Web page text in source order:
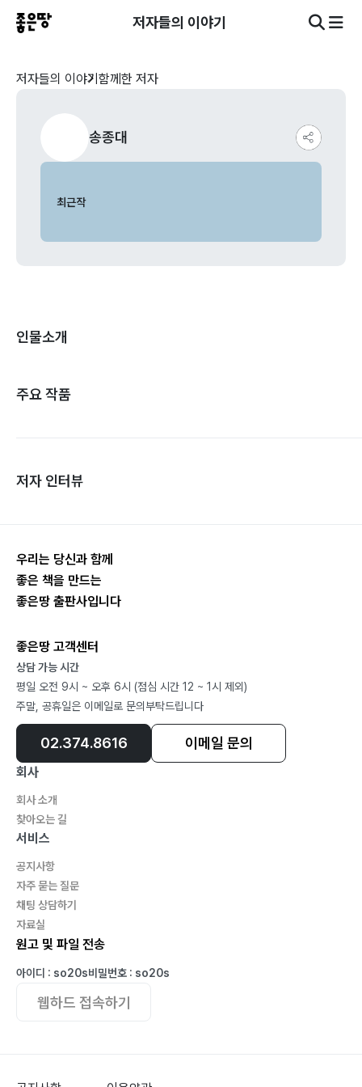
저자들의 이야기
저자들의 이야기 함께한 저자
송종대
최근작
인물소개
주요 작품
저자 인터뷰
우리는 당신과 함께
좋은 책을 만드는
좋은땅 출판사입니다
좋은땅 고객센터
상담 가능 시간
평일 오전 9시 ~ 오후 6시 (점심 시간 12 ~ 1시 제외)
주말, 공휴일은 이메일로 문의부탁드립니다
02.374.8616 이메일 문의
회사
회사 소개
찾아오는 길
서비스
공지사항
자주 묻는 질문
채팅 상담하기
자료실
원고 및 파일 전송
아이디 : so20s비밀번호 : so20s
웹하드 접속하기